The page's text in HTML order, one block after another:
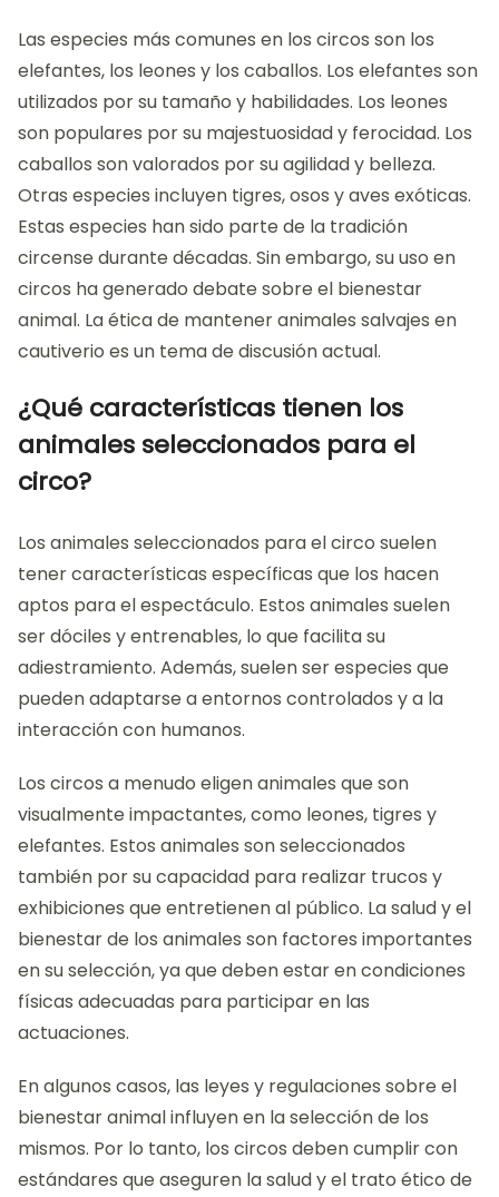
Las especies más comunes en los circos son los
elefantes, los leones y los caballos. Los elefantes son
utilizados por su tamaño y habilidades. Los leones
son populares por su majestuosidad y ferocidad. Los
caballos son valorados por su agilidad y belleza.
Otras especies incluyen tigres, osos y aves exóticas.
Estas especies han sido parte de la tradición
circense durante décadas. Sin embargo, su uso en
circos ha generado debate sobre el bienestar
animal. La ética de mantener animales salvajes en
cautiverio es un tema de discusión actual.
¿Qué características tienen los
animales seleccionados para el
circo?
Los animales seleccionados para el circo suelen
tener características específicas que los hacen
aptos para el espectáculo. Estos animales suelen
ser dóciles y entrenables, lo que facilita su
adiestramiento. Además, suelen ser especies que
pueden adaptarse a entornos controlados y a la
interacción con humanos.
Los circos a menudo eligen animales que son
visualmente impactantes, como leones, tigres y
elefantes. Estos animales son seleccionados
también por su capacidad para realizar trucos y
exhibiciones que entretienen al público. La salud y el
bienestar de los animales son factores importantes
en su selección, ya que deben estar en condiciones
físicas adecuadas para participar en las
actuaciones.
En algunos casos, las leyes y regulaciones sobre el
bienestar animal influyen en la selección de los
mismos. Por lo tanto, los circos deben cumplir con
estándares que aseguren la salud y el trato ético de